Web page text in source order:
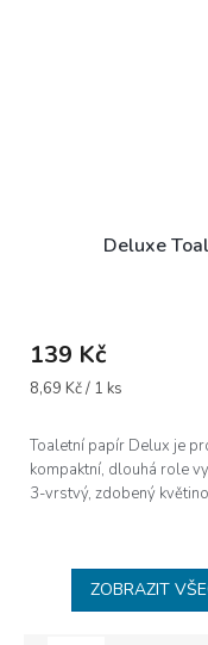
Deluxe
139 Kč
Měrná
8,69 Kč / 1 ks
Toaletní papír Delux je
kompaktní, dlouhá role
3-vrstvý, zdobený
ZOBRAZIT